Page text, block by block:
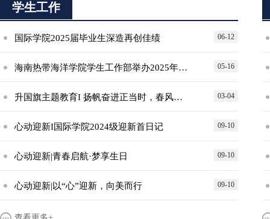
学生工作
06-12
国际学院2025届毕业生深造再创佳绩
05-16
海南热带海洋学院学生工作部举办2025年度首期辅导员沙龙
03-04
升国旗主题教育I 扬帆奋进正当时，春风为序启新篇
09-10
心动迎新I国际学院2024级迎新首日记
09-10
心动迎新|青春启航·梦享生日
09-10
心动迎新|以“心”迎新，向美而行